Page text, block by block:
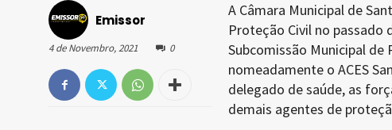
Emissor
4 de Novembro, 2021 0
A Câmara Municipal de
Proteção Civil no passado
Subcomissão Municipal
nomeadamente o ACES
delegado de saúde, as
demais agentes de